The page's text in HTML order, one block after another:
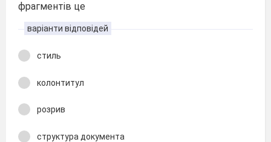
фрагментів це
варіанти відповідей
стиль
колонтитул
розрив
структура документа